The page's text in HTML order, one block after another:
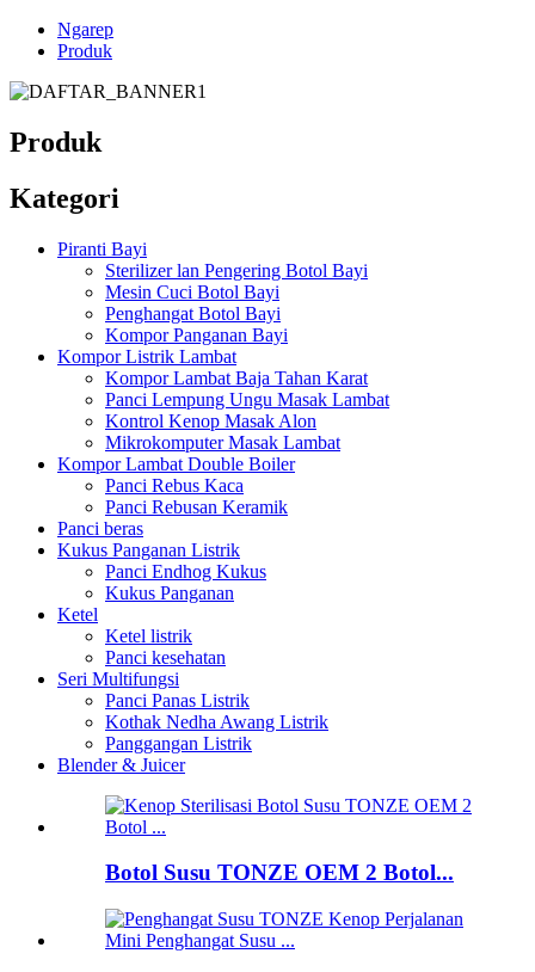
Ngarep
Produk
Produk
Kategori
Piranti Bayi
Sterilizer lan Pengering Botol Bayi
Mesin Cuci Botol Bayi
Penghangat Botol Bayi
Kompor Panganan Bayi
Kompor Listrik Lambat
Kompor Lambat Baja Tahan Karat
Panci Lempung Ungu Masak Lambat
Kontrol Kenop Masak Alon
Mikrokomputer Masak Lambat
Kompor Lambat Double Boiler
Panci Rebus Kaca
Panci Rebusan Keramik
Panci beras
Kukus Panganan Listrik
Panci Endhog Kukus
Kukus Panganan
Ketel
Ketel listrik
Panci kesehatan
Seri Multifungsi
Panci Panas Listrik
Kothak Nedha Awang Listrik
Panggangan Listrik
Blender & Juicer
Botol Susu TONZE OEM 2 Botol...